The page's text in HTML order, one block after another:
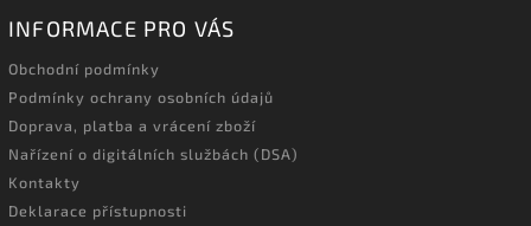
INFORMACE PRO VÁS
Obchodní podmínky
Podmínky ochrany osobních údajů
Doprava, platba a vrácení zboží
Nařízení o digitálních službách (DSA)
Kontakty
Deklarace přístupnosti